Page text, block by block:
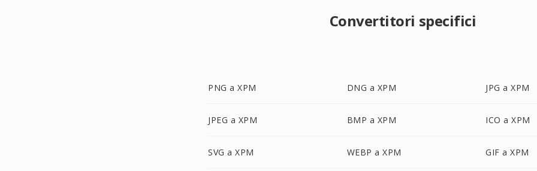
Convertitori specifici
PNG a XPM DNG a XPM JPG a XPM
JPEG a XPM BMP a XPM ICO a XPM
SVG a XPM WEBP a XPM GIF a XPM